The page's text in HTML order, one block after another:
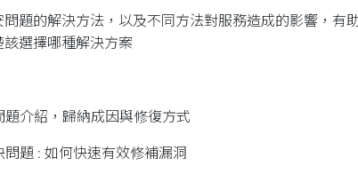
問題的解決方法，以及不同方法對服務造成的影響，有
該選擇哪種解決方案
題介紹，歸納成因與修復方式
問題 : 如何快速有效修補漏洞